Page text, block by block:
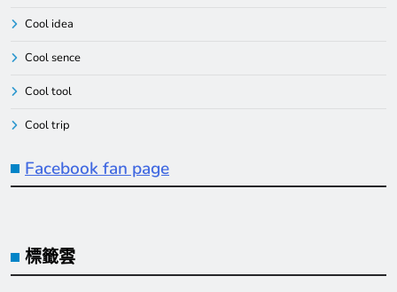
Cool idea
Cool sence
Cool tool
Cool trip
Facebook fan page
標籤雲